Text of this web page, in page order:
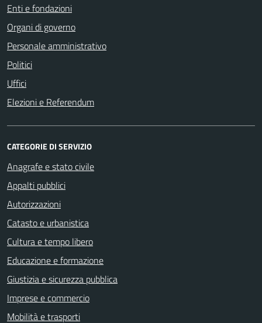
Enti e fondazioni
Organi di governo
Personale amministrativo
Politici
Uffici
Elezioni e Referendum
CATEGORIE DI SERVIZIO
Anagrafe e stato civile
Appalti pubblici
Autorizzazioni
Catasto e urbanistica
Cultura e tempo libero
Educazione e formazione
Giustizia e sicurezza pubblica
Imprese e commercio
Mobilità e trasporti